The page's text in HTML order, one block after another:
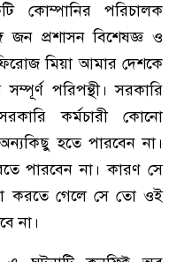
কোম্পানির পরিচালক
জন প্রশাসন বিশেষজ্ঞ ও
মিয়া আমার দেশকে
পরিপন্থী। সরকারি
কর্মচারী কোনো
হতে পারবেন না।
পারবেন না। কারণ সে
করতে গেলে সে তো ওই
না।